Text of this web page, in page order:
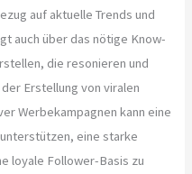
auf aktuelle Trends und
auch über das nötige Know-
die resonieren und
Erstellung von viralen
Werbekampagnen kann eine
eine starke
loyale Follower-Basis zu